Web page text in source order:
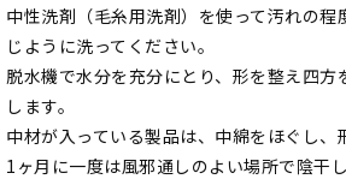
中性洗剤（毛糸用洗剤）を使って汚れの程
じように洗ってください。
脱水機で水分を充分にとり、形を整え四方
します。
中材が入っている製品は、中綿をほぐし、
1ヶ月に一度は風邪通しのよい場所で陰干